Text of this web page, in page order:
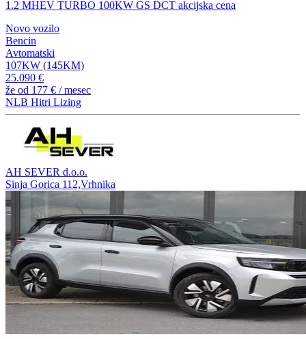
1.2 MHEV TURBO 100KW GS DCT akcijska cena
Novo vozilo
Bencin
Avtomatski
107KW (145KM)
25.090 €
že od 177 € / mesec
NLB Hitri Lizing
AH SEVER d.o.o.
Sinja Gorica 112,Vrhnika